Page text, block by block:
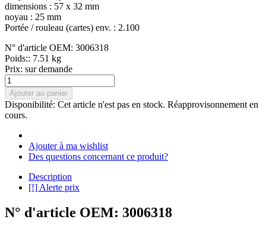
dimensions : 57 x 32 mm
noyau : 25 mm
Portée / rouleau (cartes) env. : 2.100
N° d'article OEM: 3006318
Poids:: 7.51 kg
Prix: sur demande
Ajouter au panier
Disponibilité: Cet article n'est pas en stock. Réapprovisonnement en
cours.
Ajouter à ma wishlist
Des questions concernant ce produit?
Description
[!] Alerte prix
N° d'article OEM: 3006318